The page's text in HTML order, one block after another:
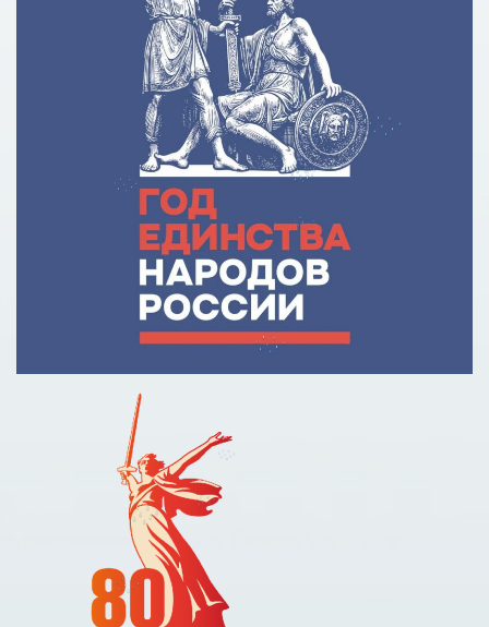
Причины для изменения условий по образовательному
кредиту